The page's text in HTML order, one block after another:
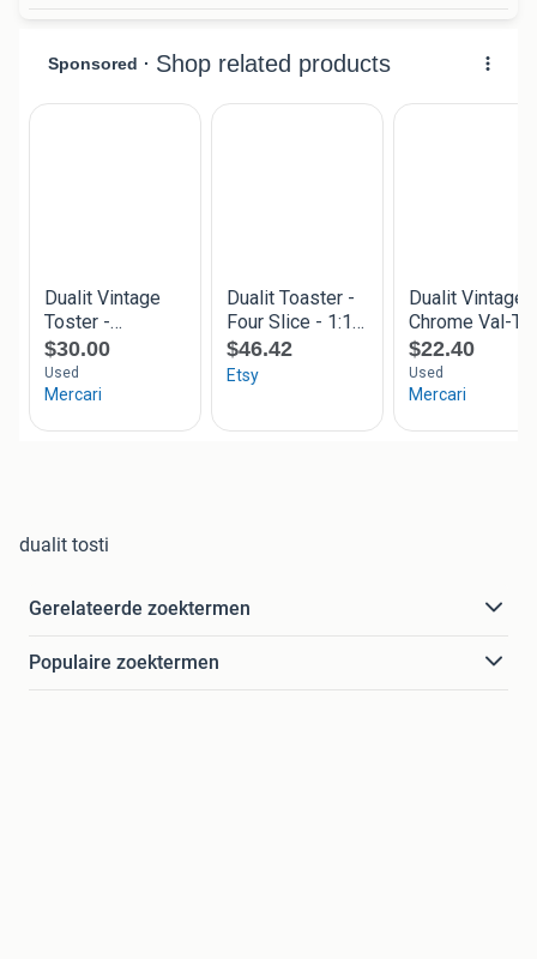
dualit tosti
Gerelateerde zoektermen
Populaire zoektermen